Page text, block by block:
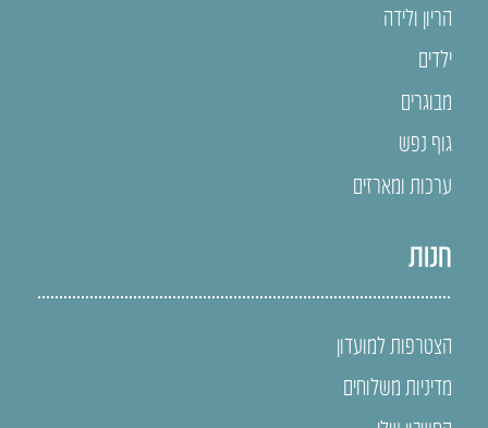
הריון ולידה
ילדים
מבוגרים
גוף נפש
ערכות ומארזים
חנות
הצטרפות למועדון
מדיניות משלוחים